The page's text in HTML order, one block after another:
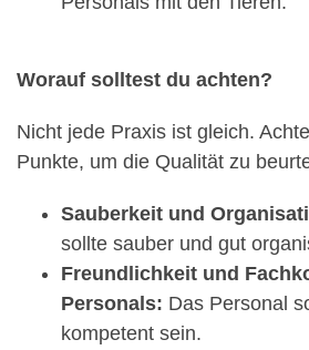
Worauf solltest du achten?
Nicht jede Praxis ist gleich.
Punkte, um die Qualität zu
Sauberkeit und
sollte sauber und gut
Freundlichkeit und
Personals: Das Personal
kompetent sein.